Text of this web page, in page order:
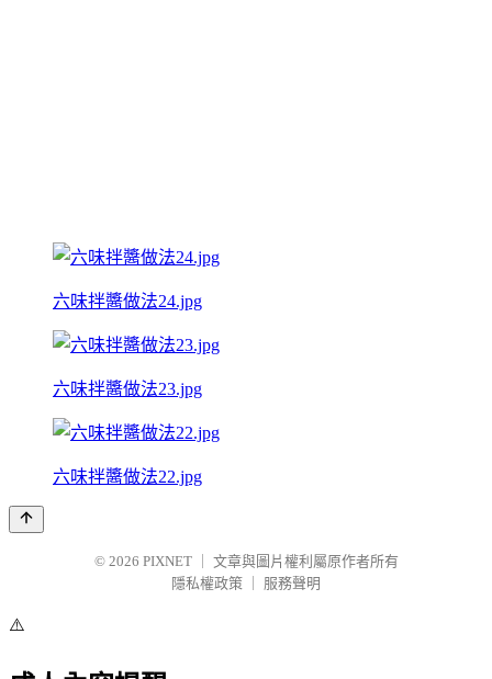
六味拌醬做法24.jpg
六味拌醬做法23.jpg
六味拌醬做法22.jpg
© 2026 PIXNET
文章與圖片權利屬原作者所有
隱私權政策
服務聲明
⚠️